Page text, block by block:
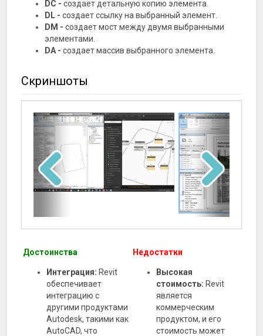
DC - создает детальную копию элемента.
DL - создает ссылку на выбранный элемент.
DM - создает мост между двумя выбранными
элементами.
DA - создает массив выбранного элемента.
Скриншоты
Достоинства
Интеграция: Revit
обеспечивает
интеграцию с
другими продуктами
Autodesk, такими как
AutoCAD, что
Недостатки
Высокая
стоимость: Revit
является
коммерческим
продуктом, и его
стоимость может